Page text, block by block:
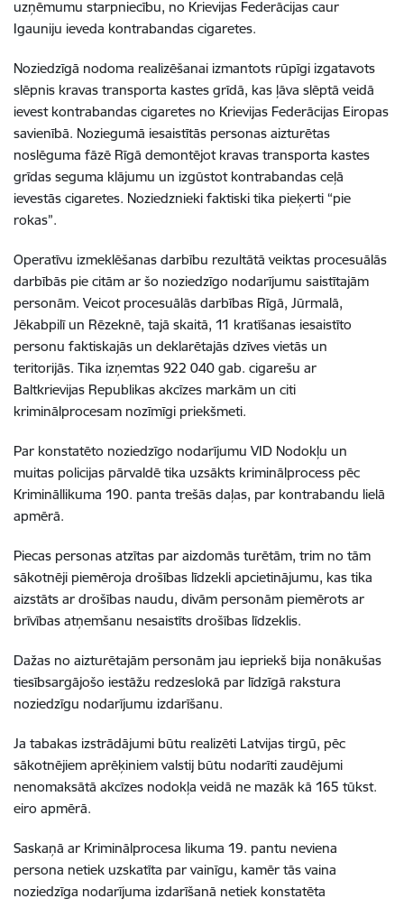
uzņēmumu starpniecību, no Krievijas Federācijas caur
Igauniju ieveda kontrabandas cigaretes.
Noziedzīgā nodoma realizēšanai izmantots rūpīgi izgatavots
slēpnis kravas transporta kastes grīdā, kas ļāva slēptā veidā
ievest kontrabandas cigaretes no Krievijas Federācijas Eiropas
savienībā. Noziegumā iesaistītās personas aizturētas
noslēguma fāzē Rīgā demontējot kravas transporta kastes
grīdas seguma klājumu un izgūstot kontrabandas ceļā
ievestās cigaretes. Noziedznieki faktiski tika pieķerti “pie
rokas”.
Operatīvu izmeklēšanas darbību rezultātā veiktas procesuālās
darbībās pie citām ar šo noziedzīgo nodarījumu saistītajām
personām. Veicot procesuālās darbības Rīgā, Jūrmalā,
Jēkabpilī un Rēzeknē, tajā skaitā, 11 kratīšanas iesaistīto
personu faktiskajās un deklarētajās dzīves vietās un
teritorijās. Tika izņemtas 922 040 gab. cigarešu ar
Baltkrievijas Republikas akcīzes markām un citi
kriminālprocesam nozīmīgi priekšmeti.
Par konstatēto noziedzīgo nodarījumu VID Nodokļu un
muitas policijas pārvaldē tika uzsākts kriminālprocess pēc
Krimināllikuma 190. panta trešās daļas, par kontrabandu lielā
apmērā.
Piecas personas atzītas par aizdomās turētām, trim no tām
sākotnēji piemēroja drošības līdzekli apcietinājumu, kas tika
aizstāts ar drošības naudu, divām personām piemērots ar
brīvības atņemšanu nesaistīts drošības līdzeklis.
Dažas no aizturētajām personām jau iepriekš bija nonākušas
tiesībsargājošo iestāžu redzeslokā par līdzīgā rakstura
noziedzīgu nodarījumu izdarīšanu.
Ja tabakas izstrādājumi būtu realizēti Latvijas tirgū, pēc
sākotnējiem aprēķiniem valstij būtu nodarīti zaudējumi
nenomaksātā akcīzes nodokļa veidā ne mazāk kā 165 tūkst.
eiro apmērā.
Saskaņā ar Kriminālprocesa likuma 19. pantu neviena
persona netiek uzskatīta par vainīgu, kamēr tās vaina
noziedzīga nodarījuma izdarīšanā netiek konstatēta